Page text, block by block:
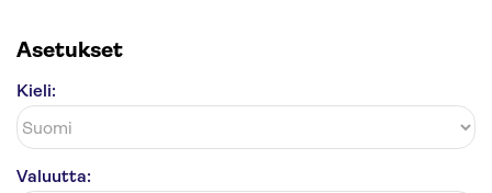
Asetukset
Kieli:
Valuutta: